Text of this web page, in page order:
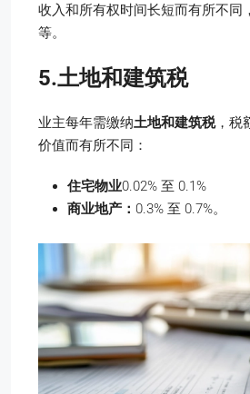
收入和所有权时间长短而有所不同
等。
5.土地和建筑税
业主每年需缴纳土地和建筑税，税
价值而有所不同：
住宅物业0.02% 至 0.1%
商业地产： 0.3% 至 0.7%。